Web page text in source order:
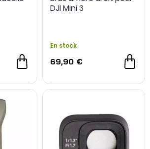
DJI Mini 3
En stock
69,90 €